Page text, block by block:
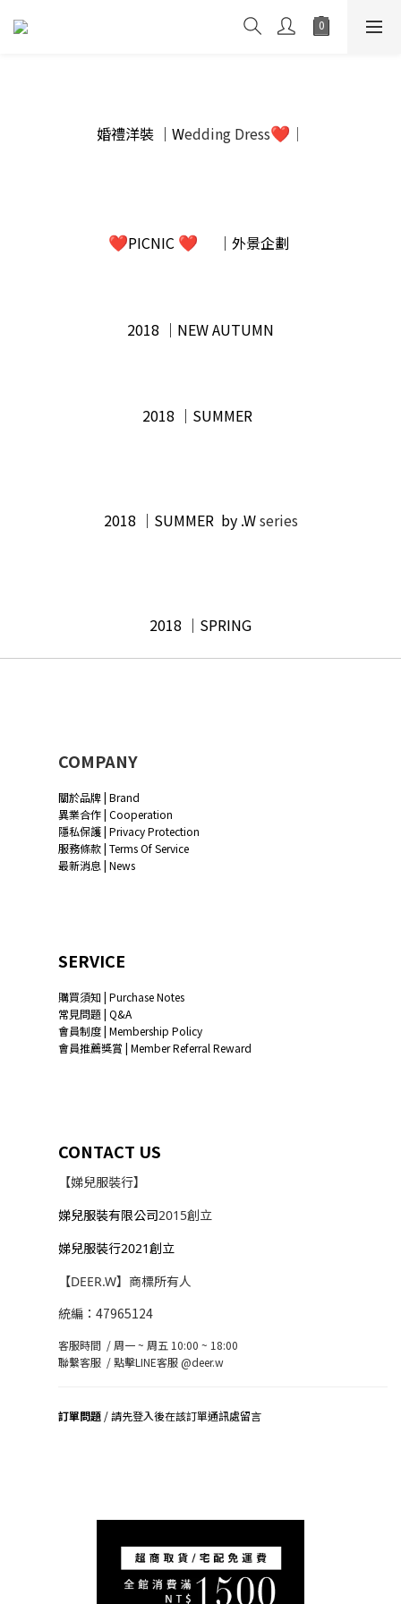
婚禮洋裝 │Wedding Dress❤ │
❤PICNIC ❤ │外景企劃
2018 │NEW AUTUMN
2018 │SUMMER
2018 │SUMMER by .Wseries
2018 │SPRING
COMPANY
關於品牌 | Brand
異業合作 | Cooperation
隱私保護 | Privacy Protection
服務條款 | Terms Of Service
最新消息 | News
SERVICE
購買須知 | Purchase Notes
常見問題 | Q&A
會員制度 | Membership Policy
會員推薦獎賞 | Member Referral Reward
CONTACT US
【娣兒服裝行】
娣兒服裝有限公司2015創立
娣兒服裝行2021創立
【DEER.W】商標所有人
統編：47965124
客服時間 / 周一 ~ 周五 10:00 ~ 18:00
聯繫客服 /點擊LINE客服 @deer.w
訂單問題 / 請先登入後在該訂單通訊處留言